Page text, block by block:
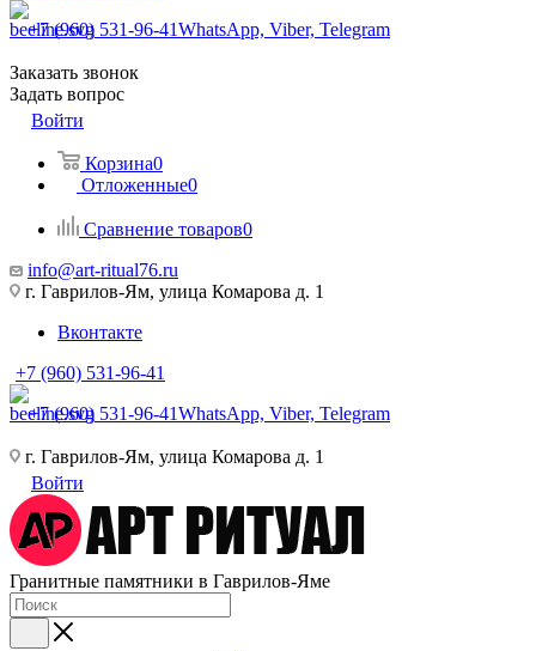
+7 (960) 531-96-41WhatsApp, Viber, Telegram
Заказать звонок
Задать вопрос
Войти
Корзина0
Отложенные0
Сравнение товаров0
info@art-ritual76.ru
г. Гаврилов-Ям, улица Комарова д. 1
Вконтакте
+7 (960) 531-96-41
+7 (960) 531-96-41WhatsApp, Viber, Telegram
г. Гаврилов-Ям, улица Комарова д. 1
Войти
Гранитные памятники в Гаврилов-Яме